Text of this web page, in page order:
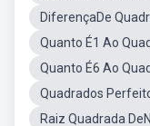
DiferençaDe
Quanto É1 Ao
Quanto É6 Ao
Quadrados
Raiz Quadrada